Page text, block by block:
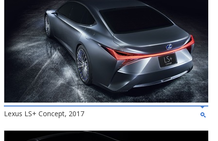
Lexus LS+ Concept, 2017